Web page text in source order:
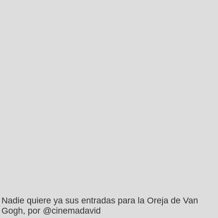
Nadie quiere ya sus entradas para la Oreja de Van
Gogh, por @cinemadavid